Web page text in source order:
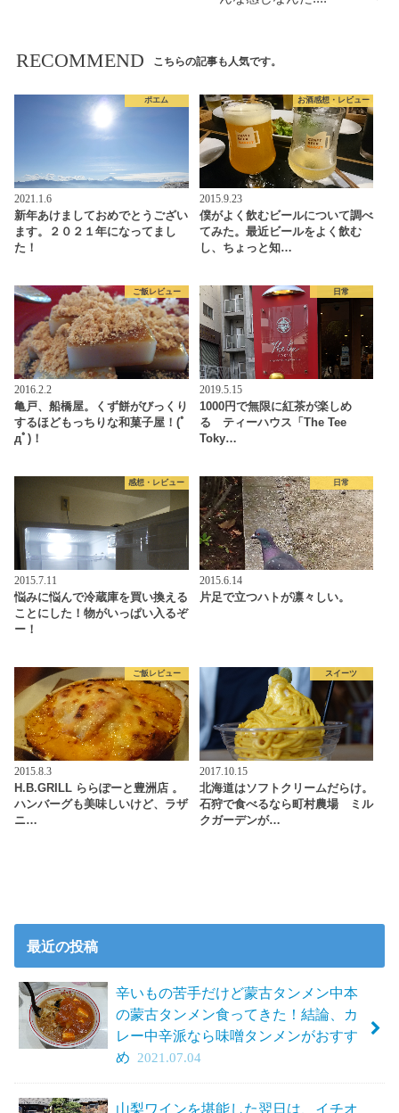
RECOMMEND こちらの記事も人気です。
ポエム
2021.1.6
新年あけましておめでとうござい
ます。２０２１年になってまし
た！
お酒感想・レビュー
2015.9.23
僕がよく飲むビールについて調べ
てみた。最近ビールをよく飲む
し、ちょっと知…
ご飯レビュー
2016.2.2
亀戸、船橋屋。くず餅がびっくり
するほどもっちりな和菓子屋！(ﾟ
дﾟ)！
日常
2019.5.15
1000円で無限に紅茶が楽しめ
る ティーハウス「The Tee
Toky…
感想・レビュー
2015.7.11
悩みに悩んで冷蔵庫を買い換える
ことにした！物がいっぱい入るぞ
ー！
日常
2015.6.14
片足で立つハトが凛々しい。
ご飯レビュー
2015.8.3
H.B.GRILL ららぽーと豊洲店 。
ハンバーグも美味しいけど、ラザ
ニ…
スイーツ
2017.10.15
北海道はソフトクリームだらけ。
石狩で食べるなら町村農場 ミル
クガーデンが…
最近の投稿
辛いもの苦手だけど蒙古タンメン中本
の蒙古タンメン食ってきた！結論、カ
レー中辛派なら味噌タンメンがおすす
め 2021.07.04
山梨ワインを堪能した翌日は、イチオ